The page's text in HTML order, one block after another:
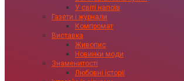
У світі напоїв
Газети і журнали
Компромат
Виставка
Живопис
Новинки моди
Знаменитості
Любовні історії